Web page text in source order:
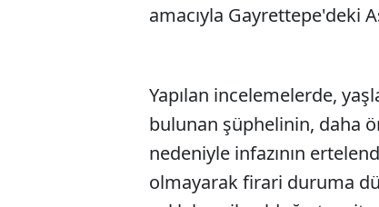
amacıyla Gayrettepe'deki
Yapılan incelemelerde,
bulunan şüphelinin, daha
nedeniyle infazının
olmayarak firari duruma